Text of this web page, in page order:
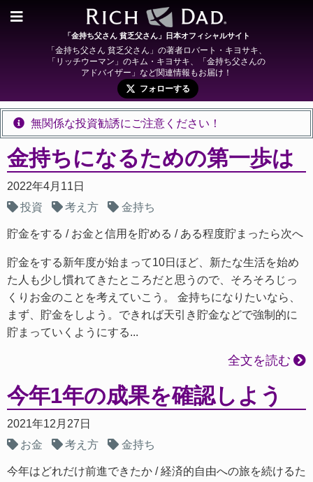
「金持ち父さん 貧乏父さん」日本オフィシャルサイト
「金持ち父さん 貧乏父さん」の著者ロバート・キヨサキ、
「リッチウーマン」のキム・キヨサキ、「金持ち父さんの
アドバイザー」など関連情報もお届け！
フォローする
無関係な投資勧誘にご注意ください！
金持ちになるための第一歩は
2022年4月11日
投資
考え方 金持ち
貯金をする お金と信用を貯める ある程度貯まったら次へ
貯金をする新年度が始まって10日ほど、新たな生活を始め
た人も少し慣れてきたところだと思うので、そろそろじっ
くりお金のことを考えていこう。 金持ちになりたいなら、
まず、貯金をしよう。できれば天引き貯金などで強制的に
貯まっていくようにする...
全文を読む
今年1年の成果を確認しよう
2021年12月27日
お金
考え方 金持ち
今年はどれだけ前進できたか
経済的自由への旅を続けるた